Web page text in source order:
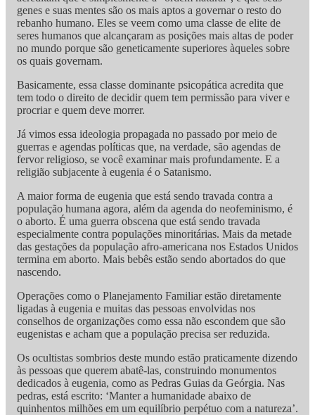
genes e suas mentes são os mais aptos a governar o resto do
rebanho humano. Eles se veem como uma classe de elite de
seres humanos que alcançaram as posições mais altas de poder
no mundo porque são geneticamente superiores àqueles sobre
os quais governam.
Basicamente, essa classe dominante psicopática acredita que
tem todo o direito de decidir quem tem permissão para viver e
procriar e quem deve morrer.
Já vimos essa ideologia propagada no passado por meio de
guerras e agendas políticas que, na verdade, são agendas de
fervor religioso, se você examinar mais profundamente. E a
religião subjacente à eugenia é o Satanismo.
A maior forma de eugenia que está sendo travada contra a
população humana agora, além da agenda do neofeminismo, é
o aborto. É uma guerra obscena que está sendo travada
especialmente contra populações minoritárias. Mais da metade
das gestações da população afro-americana nos Estados Unidos
termina em aborto. Mais bebês estão sendo abortados do que
nascendo.
Operações como o Planejamento Familiar estão diretamente
ligadas à eugenia e muitas das pessoas envolvidas nos
conselhos de organizações como essa não escondem que são
eugenistas e acham que a população precisa ser reduzida.
Os ocultistas sombrios deste mundo estão praticamente dizendo
às pessoas que querem abatê-las, construindo monumentos
dedicados à eugenia, como as Pedras Guias da Geórgia. Nas
pedras, está escrito: ‘Manter a humanidade abaixo de
quinhentos milhões em um equilíbrio perpétuo com a natureza’.